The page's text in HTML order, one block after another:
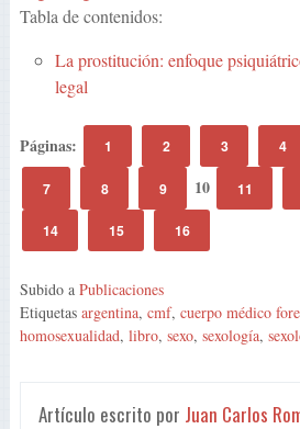
Tabla de contenidos:
La prostitución: enfoque
legal
Páginas: 1 2 3 4
7 8 9 10 11
14 15 16
Subido a Publicaciones
Etiquetas argentina, cmf, cuerpo médico
homosexualidad, libro, sexo, sexología,
Artículo escrito por Juan Carlos